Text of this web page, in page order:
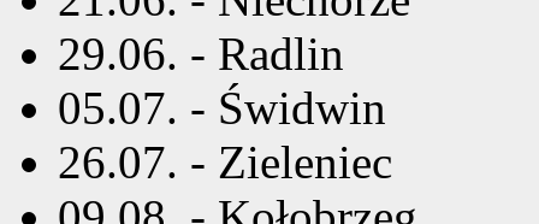
29.06. - Radlin
05.07. - Świdwin
26.07. - Zieleniec